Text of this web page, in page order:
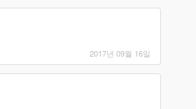
2017년 09월 16일